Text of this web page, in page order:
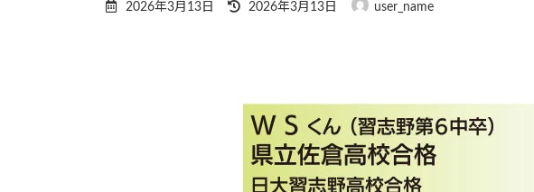
2026年3月13日 2026年3月13日 user_name